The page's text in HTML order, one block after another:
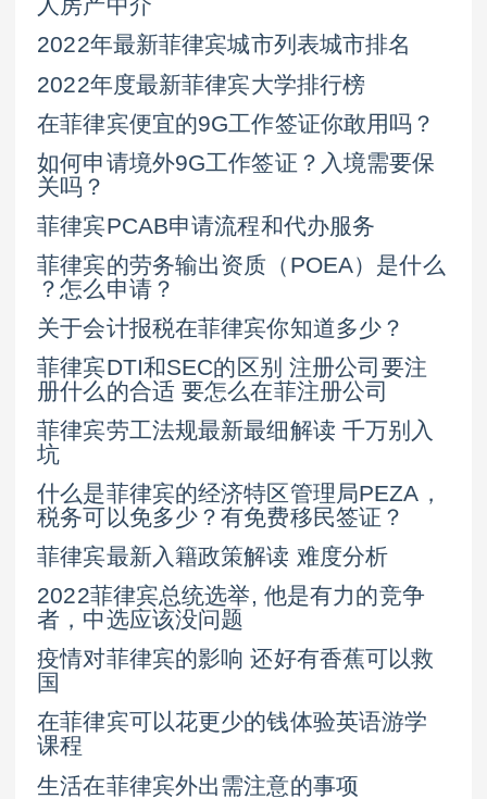
人房产中介
2022年最新菲律宾城市列表城市排名
2022年度最新菲律宾大学排行榜
在菲律宾便宜的9G工作签证你敢用吗？
如何申请境外9G工作签证？入境需要保
关吗？
菲律宾PCAB申请流程和代办服务
菲律宾的劳务输出资质（POEA）是什么
？怎么申请？
关于会计报税在菲律宾你知道多少？
菲律宾DTI和SEC的区别 注册公司要注
册什么的合适 要怎么在菲注册公司
菲律宾劳工法规最新最细解读 千万别入
坑
什么是菲律宾的经济特区管理局PEZA，
税务可以免多少？有免费移民签证？
菲律宾最新入籍政策解读 难度分析
2022菲律宾总统选举, 他是有力的竞争
者，中选应该没问题
疫情对菲律宾的影响 还好有香蕉可以救
国
在菲律宾可以花更少的钱体验英语游学
课程
生活在菲律宾外出需注意的事项